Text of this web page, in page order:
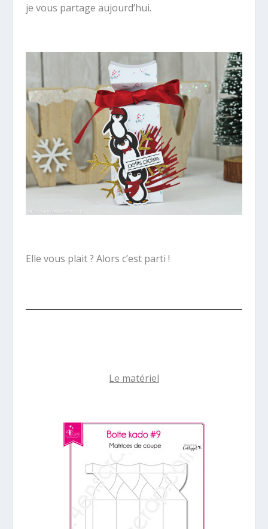
je vous partage aujourd’hui.
Elle vous plait ? Alors c’est parti !
Le matériel